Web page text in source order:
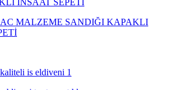
MALZEME SANDIĞI KAPAKLI